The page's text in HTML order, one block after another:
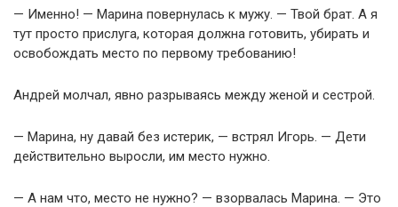
— Именно! — Марина повернулась к мужу. — Твой брат. А я
тут просто прислуга, которая должна готовить, убирать и
освобождать место по первому требованию!
Андрей молчал, явно разрываясь между женой и сестрой.
— Марина, ну давай без истерик, — встрял Игорь. — Дети
действительно выросли, им место нужно.
— А нам что, место не нужно? — взорвалась Марина. — Это